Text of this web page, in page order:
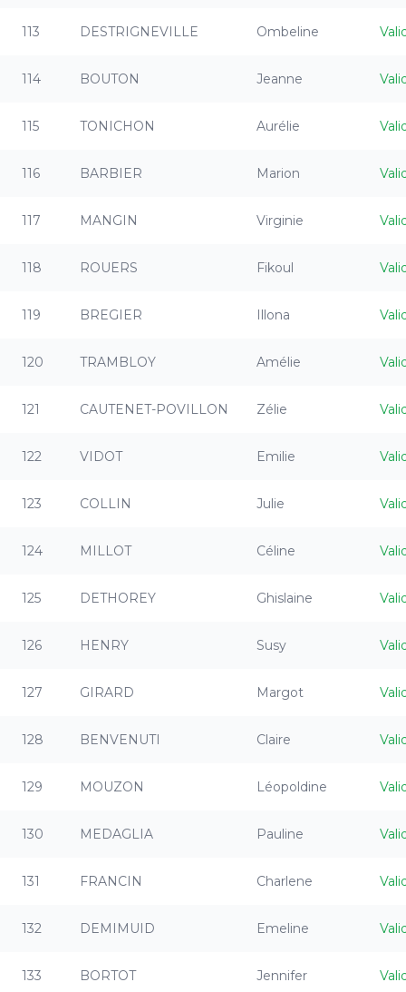
113 DESTRIGNEVILLE Ombeline
114 BOUTON Jeanne
115 TONICHON Aurélie
116 BARBIER Marion
117 MANGIN Virginie
118 ROUERS Fikoul
119 BREGIER Illona
120 TRAMBLOY Amélie
121 CAUTENET-POVILLON Zélie
122 VIDOT Emilie
123 COLLIN Julie
124 MILLOT Céline
125 DETHOREY Ghislaine
126 HENRY Susy
127 GIRARD Margot
128 BENVENUTI Claire
129 MOUZON Léopoldine
130 MEDAGLIA Pauline
131 FRANCIN Charlene
132 DEMIMUID Emeline
133 BORTOT Jennifer